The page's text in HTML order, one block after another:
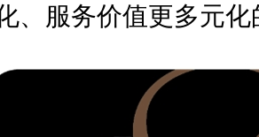
、服务价值更多元